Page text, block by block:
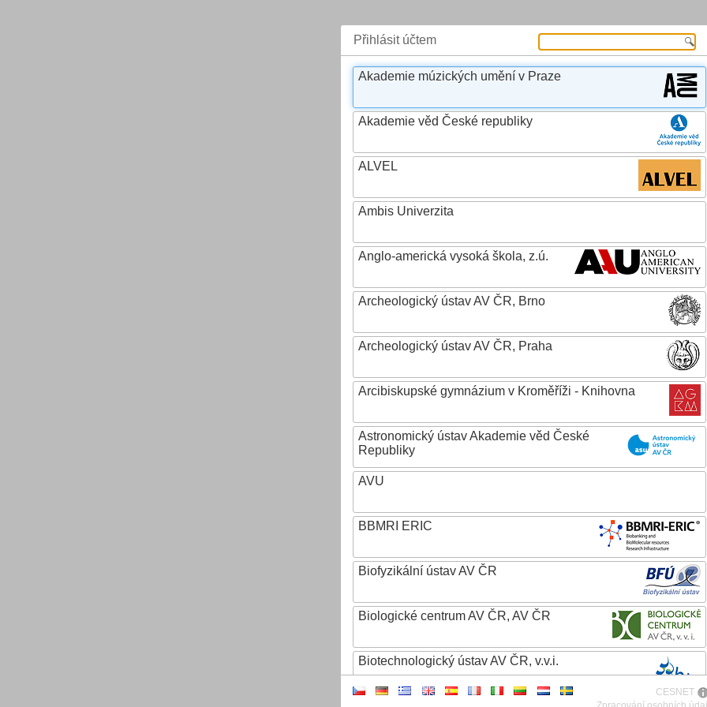
Přihlásit účtem
Akademie múzických umění v Praze
Akademie věd České republiky
ALVEL
Ambis Univerzita
Anglo-americká vysoká škola, z.ú.
Archeologický ústav AV ČR, Brno
Archeologický ústav AV ČR, Praha
Arcibiskupské gymnázium v Kroměříži - Knihovna
Astronomický ústav Akademie věd České
Republiky
AVU
BBMRI ERIC
Biofyzikální ústav AV ČR
Biologické centrum AV ČR, AV ČR
Biotechnologický ústav AV ČR, v.v.i.
CESNET